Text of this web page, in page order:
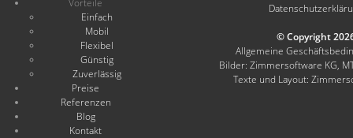
Vorteile
Einfach
Mobil
Flexibel
Günstig
Zuverlässig
Preise
Referenzen
Blog
Kontakt
© Copyright
Allgemeine
Bilder: Zimmersoftware KG,
Texte und Layout: